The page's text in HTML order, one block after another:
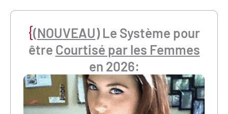
{(NOUVEAU) Le Système pour
être Courtisé par les Femmes
en 2026: